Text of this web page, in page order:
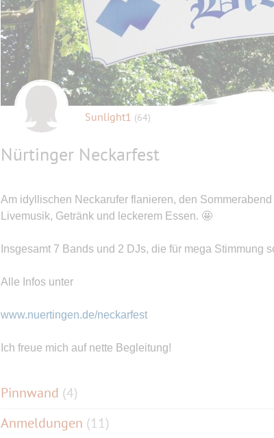
Sunlight1 (64)
Nürtinger Neckarfest
Am idyllischen Neckarufer flanieren, den
Livemusik, Getränk und leckerem Essen. 🤩
Insgesamt 7 Bands und 2 DJs, die für mega Stimmung
Alle Infos unter
www.nuertingen.de/neckarfest
Ich freue mich auf nette Begleitung!
Pinnwand (4)
Anmeldungen (11)